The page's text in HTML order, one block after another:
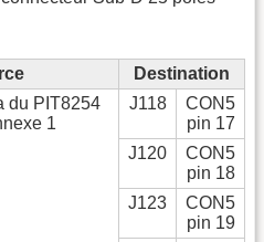
Destination
du PIT8254
1
J118
CON5
pin 17
J120
CON5
pin 18
J123
CON5
pin 19